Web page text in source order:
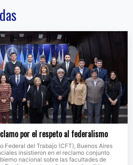
por el respeto al federalismo
Federal del Trabajo (CFT), Buenos Aires
insistieron en el reclamo conjunto
nacional sobre las facultades de